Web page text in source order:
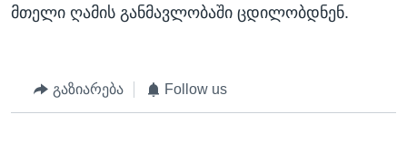
მთელი ღამის განმავლობაში ცდილობდნენ.
გაზიარება Follow us